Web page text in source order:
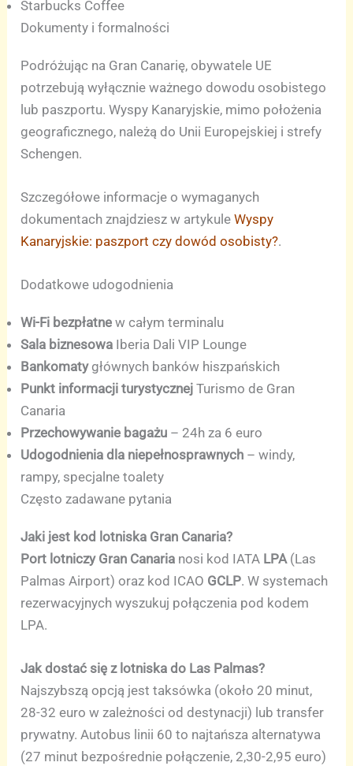
Starbucks Coffee
Dokumenty i formalności
Podróżując na Gran Canarię, obywatele UE
potrzebują wyłącznie ważnego dowodu osobistego
lub paszportu. Wyspy Kanaryjskie, mimo położenia
geograficznego, należą do Unii Europejskiej i strefy
Schengen.
Szczegółowe informacje o wymaganych
dokumentach znajdziesz w artykuleWyspy
Kanaryjskie: paszport czy dowód osobisty?.
Dodatkowe udogodnienia
Wi-Fi bezpłatne w całym terminalu
Sala biznesowa Iberia Dali VIP Lounge
Bankomatygłównych banków hiszpańskich
Punkt informacji turystycznej Turismo de Gran
Canaria
Przechowywanie bagażu – 24h za 6 euro
Udogodnienia dla niepełnosprawnych – windy,
rampy, specjalne toalety
Często zadawane pytania
Jaki jest kod lotniska Gran Canaria?
Port lotniczy Gran Canaria nosi kod IATA LPA (Las
Palmas Airport) oraz kod ICAO GCLP. W systemach
rezerwacyjnych wyszukuj połączenia pod kodem
LPA.
Jak dostać się z lotniska do Las Palmas?
Najszybszą opcją jest taksówka (około 20 minut,
28-32 euro w zależności od destynacji) lub transfer
prywatny. Autobus linii 60 to najtańsza alternatywa
(27 minut bezpośrednie połączenie, 2,30-2,95 euro)